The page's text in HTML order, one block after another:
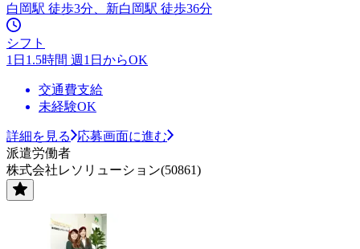
白岡駅 徒歩3分、新白岡駅 徒歩36分
シフト
1日1.5時間 週1日からOK
交通費支給
未経験OK
詳細を見る
応募画面に進む
派遣労働者
株式会社レソリューション(50861)